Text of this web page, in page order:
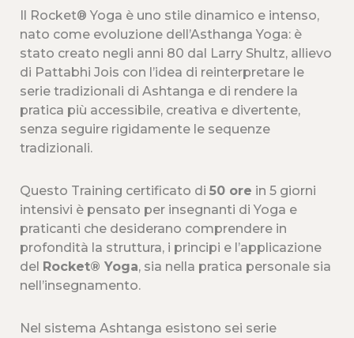
Il Rocket® Yoga è uno stile dinamico e intenso,
nato come evoluzione dell’Asthanga Yoga: è
stato creato negli anni 80 dal Larry Shultz, allievo
di Pattabhi Jois con l’idea di reinterpretare le
serie tradizionali di Ashtanga e di rendere la
pratica più accessibile, creativa e divertente,
senza seguire rigidamente le sequenze
tradizionali.
Questo Training certificato di 50 ore in 5 giorni
intensivi è pensato per insegnanti di Yoga e
praticanti che desiderano comprendere in
profondità la struttura, i principi e l’applicazione
del Rocket® Yoga, sia nella pratica personale sia
nell’insegnamento.
Nel sistema Ashtanga esistono sei serie